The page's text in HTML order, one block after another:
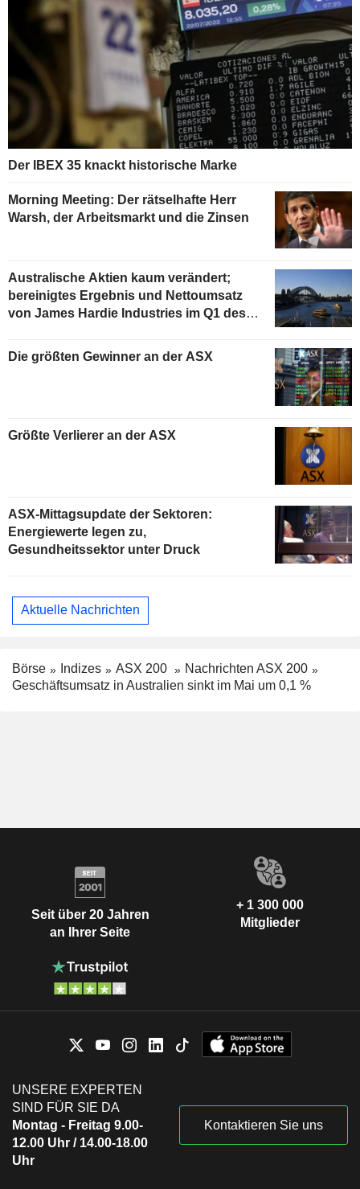
Der IBEX 35 knackt historische Marke
Morning Meeting: Der rätselhafte Herr
Warsh, der Arbeitsmarkt und die Zinsen
Australische Aktien kaum verändert;
bereinigtes Ergebnis und Nettoumsatz
von James Hardie Industries im Q1 des
Die größten Gewinner an der ASX
Größte Verlierer an der ASX
ASX-Mittagsupdate der Sektoren:
Energiewerte legen zu,
Gesundheitssektor unter Druck
Aktuelle Nachrichten
Börse Indizes ASX 200
Nachrichten ASX 200
Geschäftsumsatz in Australien sinkt im Mai um 0,1 %
Seit über 20 Jahren
an Ihrer Seite
+ 1 300 000
Mitglieder
UNSERE EXPERTEN
SIND FÜR SIE DA
Montag - Freitag 9.00-
12.00 Uhr / 14.00-18.00
Uhr
Kontaktieren Sie uns